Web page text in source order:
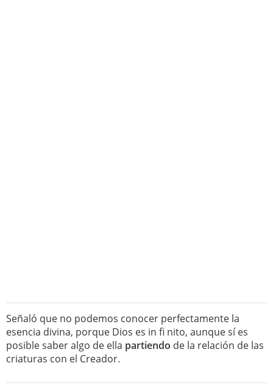
Señaló que no podemos conocer perfectamente la
esencia divina, porque Dios es in fi nito, aunque sí es
posible saber algo de ella partiendo de la relación de las
criaturas con el Creador.